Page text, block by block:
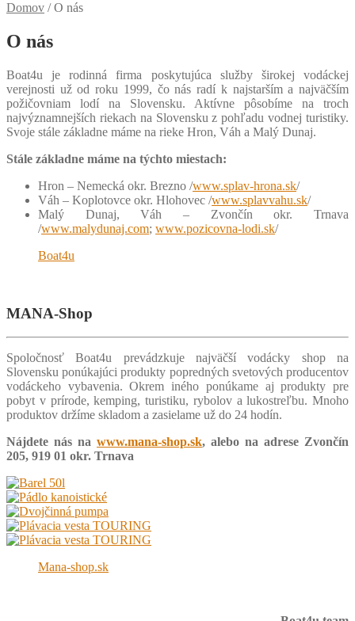
Domov /O nás
O nás
Boat4u je rodinná firma poskytujúca služby širokej vodáckej
verejnosti už od roku 1999, čo nás radí k najstarším a najväčším
požičovniam lodí na Slovensku. Aktívne pôsobíme na troch
najvýznamnejších riekach na Slovensku z pohľadu vodnej turistiky.
Svoje stále základne máme na rieke Hron, Váh a Malý Dunaj.
Stále základne máme na týchto miestach:
Hron – Nemecká okr. Brezno /www.splav-hrona.sk/
Váh – Koplotovce okr. Hlohovec /www.splavvahu.sk/
Malý Dunaj, Váh – Zvončín okr. Trnava
/www.malydunaj.com; www.pozicovna-lodi.sk/
Boat4u
MANA-Shop
Spoločnosť Boat4u prevádzkuje najväčší vodácky shop na
Slovensku ponúkajúci produkty popredných svetových producentov
vodáckeho vybavenia. Okrem iného ponúkame aj produkty pre
pobyt v prírode, kemping, turistiku, rybolov a lukostreľbu. Mnoho
produktov držíme skladom a zasielame už do 24 hodín.
Nájdete nás na www.mana-shop.sk, alebo na adrese Zvončín
205, 919 01 okr. Trnava
Mana-shop.sk